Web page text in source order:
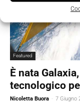
Featured
È nata
tecnologico
Nicoletta Buora - 7 Giugno